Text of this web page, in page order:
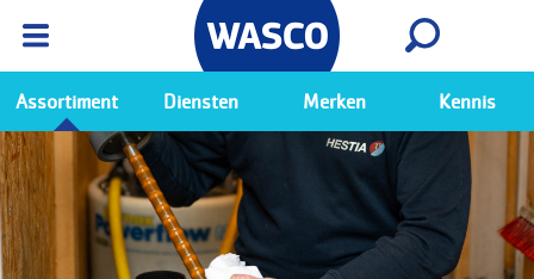
Ga naar de Wasco app
Bekijk
Assortiment Diensten Merken Kennis